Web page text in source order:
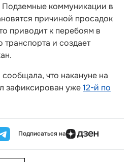
Подземные коммуникации в
причиной просадок
приводит к перебоям в
транспорта и создает
что накануне на
зафиксирован уже12-й по
Подписаться на